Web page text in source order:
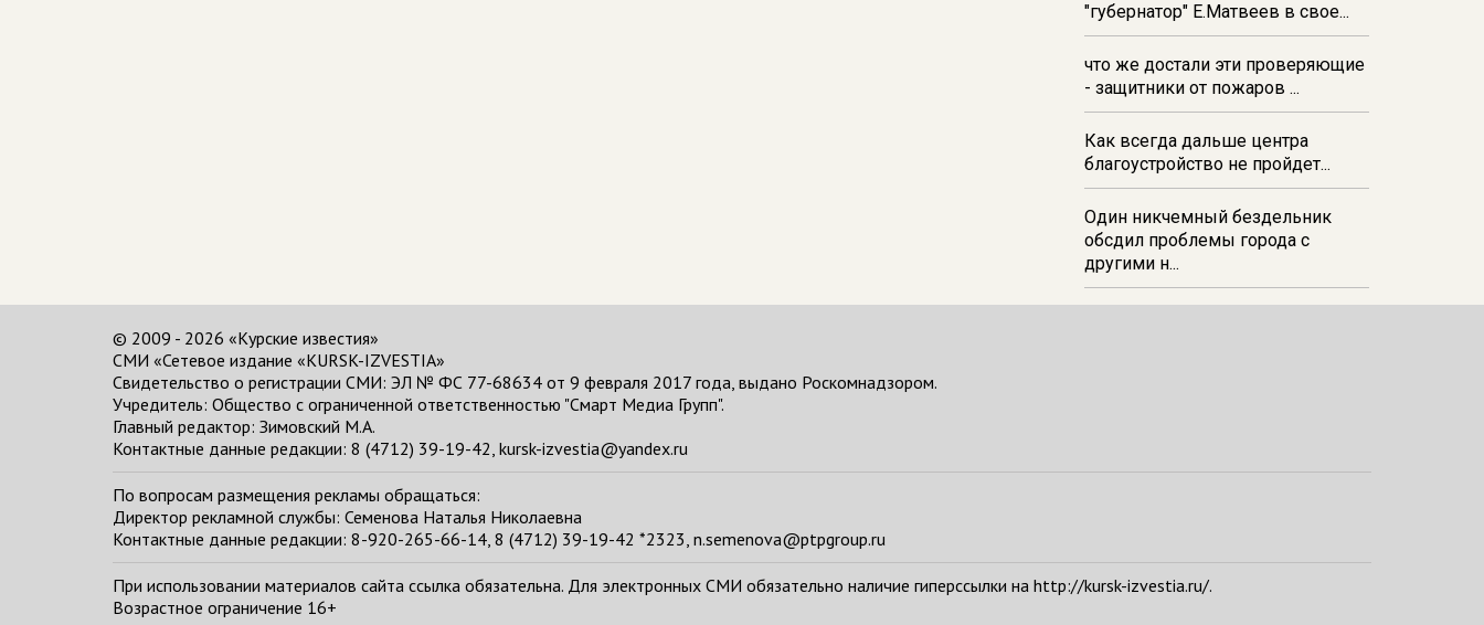
выполнен на 54%
"губернатор" Е.Матвеев в свое...
что же достали эти проверяющие
- защитники от пожаров ...
Как всегда дальше центра
благоустройство не пройдет...
Один никчемный бездельник
обсдил проблемы города с
другими н...
© 2009 - 2026 «Курские известия»
СМИ «Сетевое издание «KURSK-IZVESTIA»
Свидетельство о регистрации СМИ: ЭЛ № ФС 77-68634 от 9 февраля 2017 года, выдано Роскомнадзором.
Учредитель: Общество с ограниченной ответственностью "Смарт Медиа Групп".
Главный редактор: Зимовский М.А.
Контактные данные редакции: 8 (4712) 39-19-42, kursk-izvestia@yandex.ru
По вопросам размещения рекламы обращаться:
Директор рекламной службы: Семенова Наталья Николаевна
Контактные данные редакции: 8-920-265-66-14, 8 (4712) 39-19-42 *2323, n.semenova@ptpgroup.ru
При использовании материалов сайта ссылка обязательна. Для электронных СМИ обязательно наличие гиперссылки на http://kursk-izvestia.ru/.
Возрастное ограничение 16+